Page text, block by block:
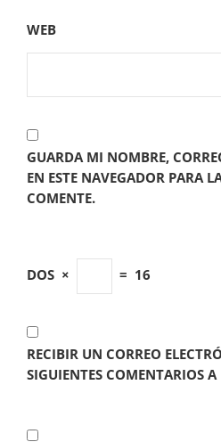
WEB
GUARDA MI NOMBRE,
EN ESTE NAVEGADOR PARA
COMENTE.
DOS × = 16
RECIBIR UN CORREO
SIGUIENTES COMENTARIOS A